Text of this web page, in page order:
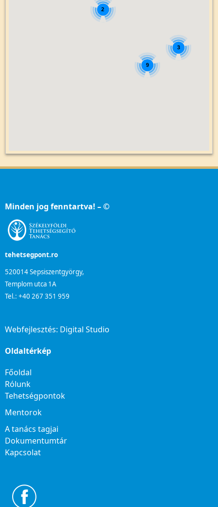
9
3
2
Minden jog fenntartva! – ©
tehetsegpont.ro
520014 Sepsiszentgyörgy,
Templom utca 1A
Tel.: +40 267 351 959
Webfejlesztés: Digital Studio
Oldaltérkép
Főoldal
Rólunk
Tehetségpontok
Mentorok
A tanács tagjai
Dokumentumtár
Kapcsolat